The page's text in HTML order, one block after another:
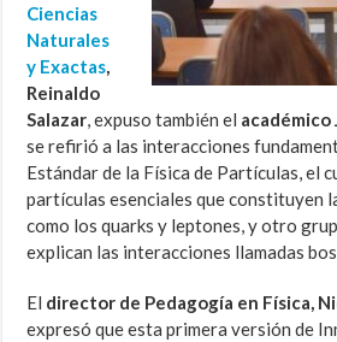
Ciencias
Naturales
y Exactas,
Reinaldo
Salazar, expuso también el académico
se refirió a las interacciones
Estándar de la Física de Partículas, el
partículas esenciales que constituyen
como los quarks y leptones, y otro
explican las interacciones llamadas
El director de Pedagogía en Física,
expresó que esta primera versión de